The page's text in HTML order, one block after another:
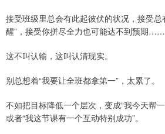
接受班级里总会有此起彼伏的状况，接受总
醒”，接受你拼尽全力也可能达不到预期……
这不叫认输，这叫认清现实。
别总想着“我要让全班都拿第一”，太累了。
不如把目标降低一个层次，变成“我今天帮
或者“我这节课有一个互动特别成功”。